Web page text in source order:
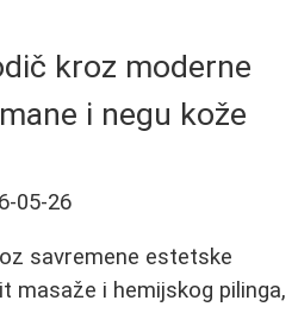
kroz moderne
i negu kože
05-26
savremene estetske
masaže i hemijskog pilinga,